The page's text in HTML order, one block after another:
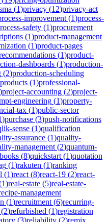
(1)privacy (12)privacy-act
improvement (1)process-
safety (1)procurement
(1)product-management
(1)product-pages
(1)product-
dashboards (1)production-
(2)production-scheduling
products (1)professional-
)project-accounting (2)project-
engineering (1)property-
tax (1)public-sector
)purchase (3)push-notifications
sense (1)qualification
assurance (1)quality-
management (2)quantum-
(8)quickstart (1)quotation
(1)rakuten (1)ranking
(1)react (8)react-19 (2)react-
1)real-estate (5)real-estate-
management
(1)recruitment (6)recurring-
(2)refurbished (1)registration
(3)reliability (2)remix